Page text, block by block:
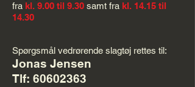
fra kl. 9.00 til 9.30 samt fra kl. 14.15 til
14.30
Spørgsmål vedrørende slagtøj rettes til:
Jonas Jensen
Tlf: 60602363